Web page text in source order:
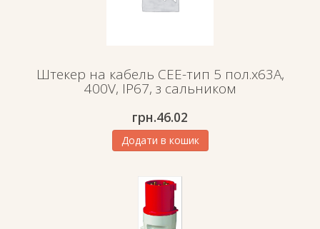
Штекер на кабель СЕЕ-тип 5 пол.х63А,
400V, IP67, з сальником
грн.46.02
Додати в кошик